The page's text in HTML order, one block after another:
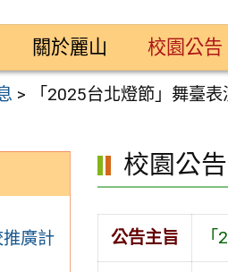
關於麗山 校園公告
> 「2025台北燈節」舞臺表
廣計
校園公告
公告主旨